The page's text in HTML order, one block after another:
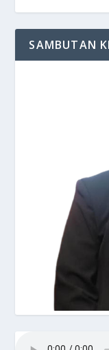
SAMBUTAN